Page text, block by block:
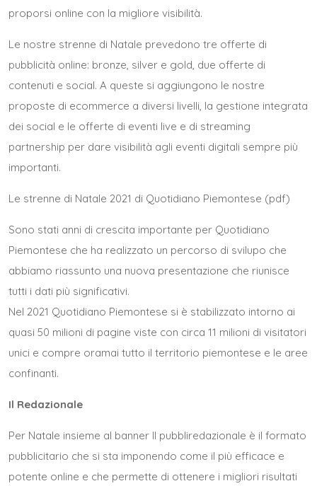
proporsi online con la migliore visibilità.
Le nostre strenne di Natale prevedono tre offerte di
pubblicità online: bronze, silver e gold, due offerte di
contenuti e social. A queste si aggiungono le nostre
proposte di ecommerce a diversi livelli, la gestione integrata
dei social e le offerte di eventi live e di streaming
partnership per dare visibilità agli eventi digitali sempre più
importanti.
Le strenne di Natale 2021 di Quotidiano Piemontese (pdf)
Sono stati anni di crescita importante per Quotidiano
Piemontese che ha realizzato un percorso di svilupo che
abbiamo riassunto una nuova presentazione che riunisce
tutti i dati più significativi.
Nel 2021 Quotidiano Piemontese si è stabilizzato intorno ai
quasi 50 milioni di pagine viste con circa 11 milioni di visitatori
unici e compre oramai tutto il territorio piemontese e le aree
confinanti.
Il Redazionale
Per Natale insieme al banner Il pubbliredazionale è il formato
pubblicitario che si sta imponendo come il più efficace e
potente online e che permette di ottenere i migliori risultati